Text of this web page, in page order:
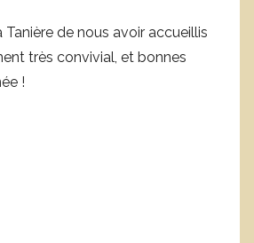
Tanière de nous avoir accueillis
très convivial, et bonnes
!